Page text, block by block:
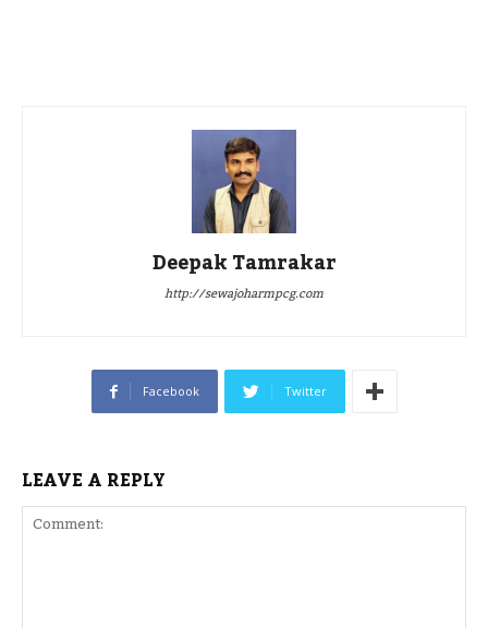
Deepak Tamrakar
http://sewajoharmpcg.com
Facebook Twitter
LEAVE A REPLY